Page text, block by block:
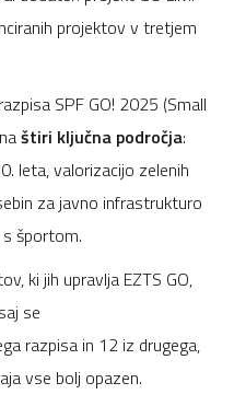
projektov v tretjem
SPF GO! 2025 (Small
štiri ključna področja:
leta, valorizacijo zelenih
za javno infrastrukturo
športom.
ki jih upravlja EZTS GO,
se
razpisa in 12 iz drugega,
vse bolj opazen.